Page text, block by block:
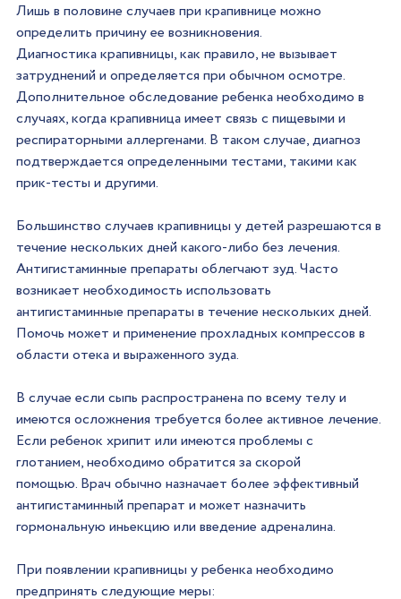
Лишь в половине случаев при крапивнице можно
определить причину ее возникновения.
Диагностика крапивницы, как правило, не вызывает
затруднений и определяется при обычном осмотре.
Дополнительное обследование ребенка необходимо в
случаях, когда крапивница имеет связь с пищевыми и
респираторными аллергенами. В таком случае, диагноз
подтверждается определенными тестами, такими как
прик-тесты и другими.
Большинство случаев крапивницы у детей разрешаются в
течение нескольких дней какого-либо без лечения.
Антигистаминные препараты облегчают зуд. Часто
возникает необходимость использовать
антигистаминные препараты в течение нескольких дней.
Помочь может и применение прохладных компрессов в
области отека и выраженного зуда.
В случае если сыпь распространена по всему телу и
имеются осложнения требуется более активное лечение.
Если ребенок хрипит или имеются проблемы с
глотанием, необходимо обратится за скорой
помощью. Врач обычно назначает более эффективный
антигистаминный препарат и может назначить
гормональную иньекцию или введение адреналина.
При появлении крапивницы у ребенка необходимо
предпринять следующие меры: